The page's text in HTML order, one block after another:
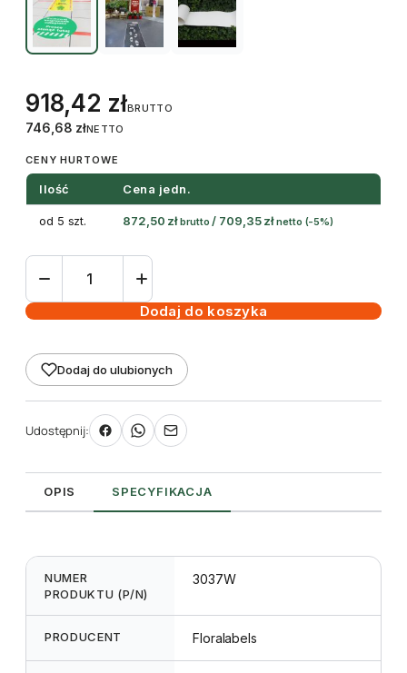
918,42 złBRUTTO
746,68 złNETTO
CENY HURTOWE
Ilość Cena jedn.
od 5 szt. 872,50 zł brutto / 709,35zł netto (-5%)
ilość
podłogowy
215
x
1200
mm,
samoprzylepny
50
szt.
Dodaj do koszyka
Dodaj do ulubionych
Udostępnij:
OPIS SPECYFIKACJA
NUMER
PRODUKTU (P/N)
3037W
PRODUCENT Floralabels